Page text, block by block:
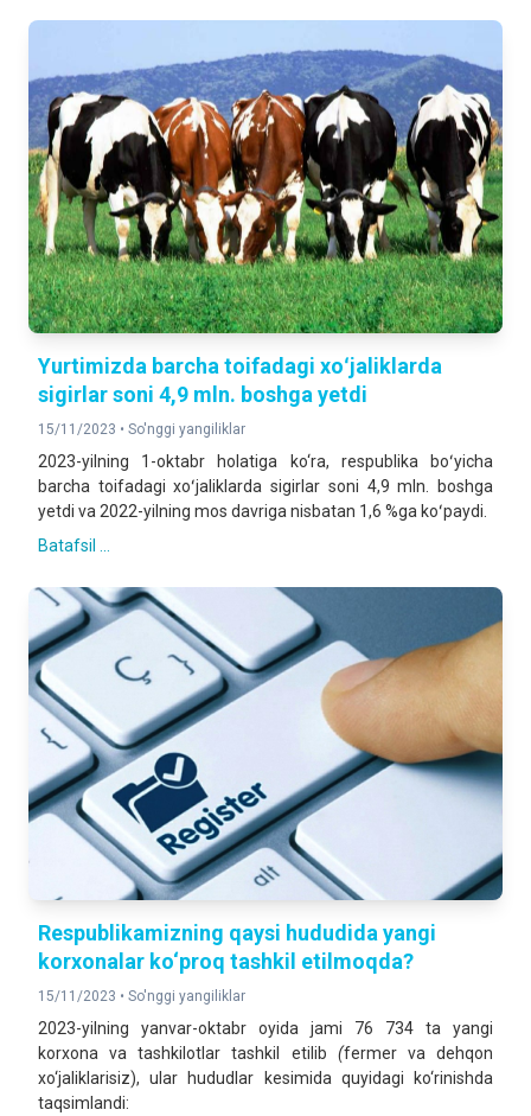
Yurtimizda barcha toifadagi xoʻjaliklarda
sigirlar soni 4,9 mln. boshga yetdi
15/11/2023 • So'nggi yangiliklar
2023-yilning 1-oktabr holatiga ko‘ra, respublika boʻyicha
barcha toifadagi xoʻjaliklarda sigirlar soni 4,9 mln. boshga
yetdi va 2022-yilning mos davriga nisbatan 1,6 %ga koʻpaydi.
Batafsil ...
Respublikamizning qaysi hududida yangi
korxonalar ko‘proq tashkil etilmoqda?
15/11/2023 • So'nggi yangiliklar
2023-yilning yanvar-oktabr oyida jami 76 734 ta yangi
korxona va tashkilotlar tashkil etilib (fermer va dehqon
xo‘jaliklarisiz), ular hududlar kesimida quyidagi ko‘rinishda
taqsimlandi: